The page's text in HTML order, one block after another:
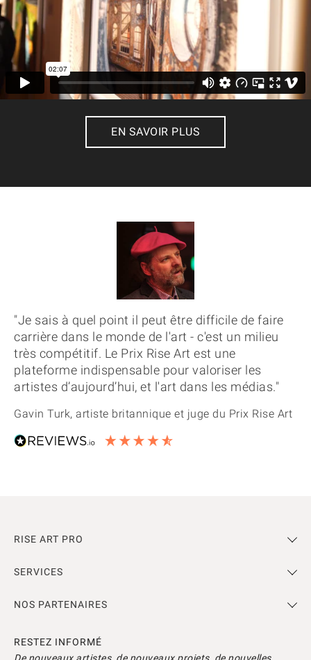
EN SAVOIR PLUS
"Je sais à quel point il peut être difficile de faire
carrière dans le monde de l'art - c'est un milieu
très compétitif. Le Prix Rise Art est une
plateforme indispensable pour valoriser les
artistes d’aujourd’hui, et l'art dans les médias."
Gavin Turk, artiste britannique et juge du Prix Rise Art
RISE ART PRO
SERVICES
NOS PARTENAIRES
RESTEZ INFORMÉ